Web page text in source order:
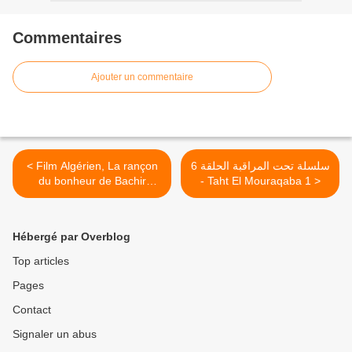
Commentaires
Ajouter un commentaire
< Film Algérien, La rançon
du bonheur de Bachir
Belhadj, 1979 الفلم الجزائري
سلسلة تحت المراقبة الحلقة 6
- Taht El Mouraqaba 1 >
Hébergé par Overblog
Top articles
Pages
Contact
Signaler un abus